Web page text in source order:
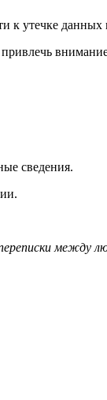
к утечке
сведения.
между